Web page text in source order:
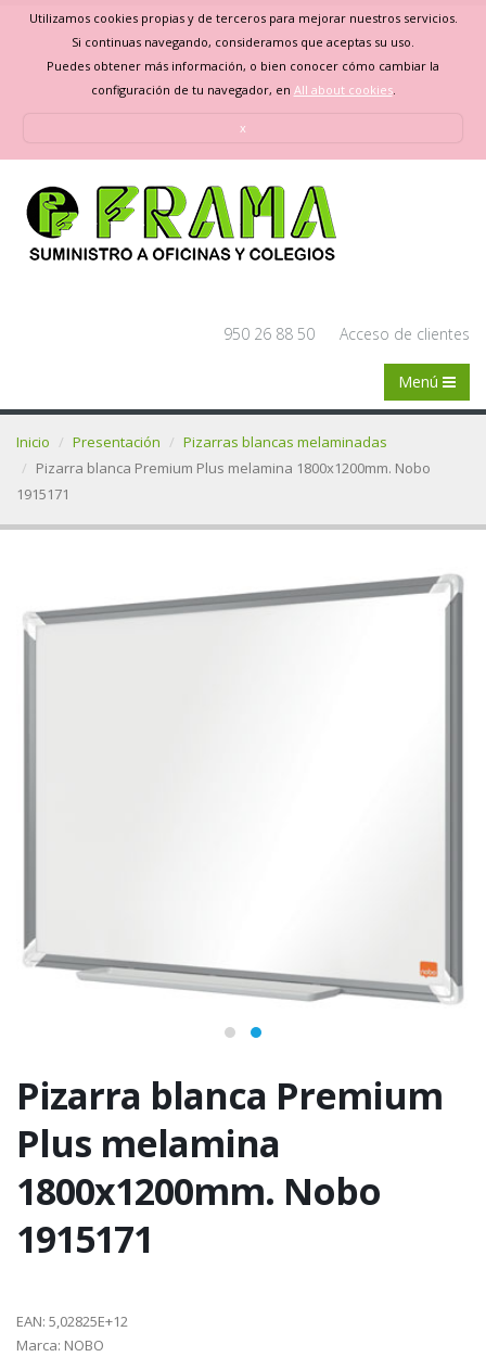
Utilizamos cookies propias y de terceros para mejorar nuestros servicios.
Si continuas navegando, consideramos que aceptas su uso.
Puedes obtener más información, o bien conocer cómo cambiar la
configuración de tu navegador, en All about cookies.
x
950 26 88 50 Acceso de clientes
Menú
Inicio Presentación
Pizarras blancas melaminadas
Pizarra blanca Premium Plus melamina 1800x1200mm. Nobo
1915171
Pizarra blanca Premium
Plus melamina
1800x1200mm. Nobo
1915171
EAN: 5,02825E+12
Marca: NOBO